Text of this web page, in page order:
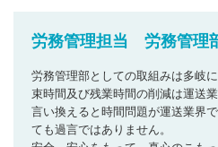
労務管理担当 労務管理
労務管理部としての取組みは多岐
束時間及び残業時間の削減は運送
言い換えると時間問題が運送業界
ても過言ではありません。